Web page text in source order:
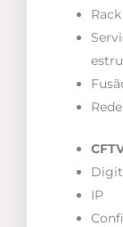
Rack
IP